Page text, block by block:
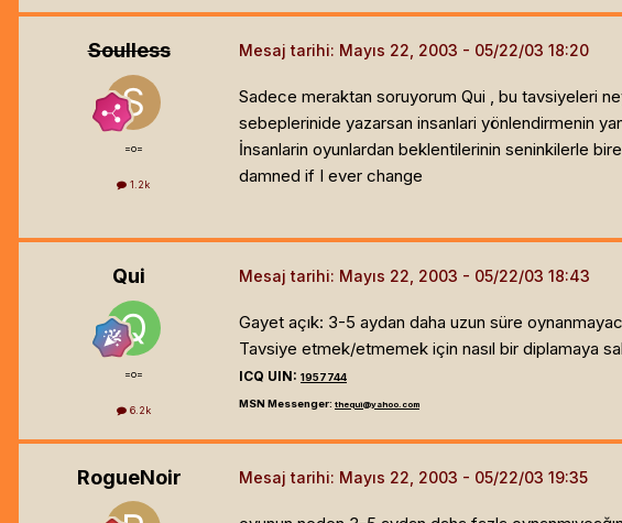
Soulless
=o=
1.2k
Mesaj tarihi: Mayıs 22, 2003
Sadece meraktan soruyorum Qui , bu tavsiyeleri
sebeplerinide yazarsan insanlari yönlendirmenin
İnsanlarin oyunlardan beklentilerinin seninkilerle
damned if I ever change
Qui
=o=
6.2k
Mesaj tarihi: Mayıs 22, 2003
Gayet açık: 3-5 aydan daha uzun süre
Tavsiye etmek/etmemek için nasıl bir diplamaya
ICQ UIN: 1957744
MSN Messenger: thequi@yahoo.com
RogueNoir Mesaj tarihi: Mayıs 22, 2003